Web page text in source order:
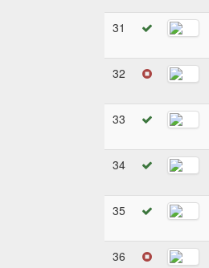
31
32
33
34
35
36